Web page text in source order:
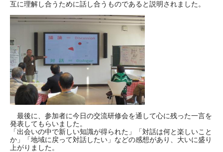
互に理解し合うために話し合うものであると説明されました。
最後に、参加者に今日の交流研修会を通して心に残った一言を
発表してもらいました。
「出会いの中で新しい知識が得られた」「対話は何と楽しいこと
か」「地域に戻って対話したい」などの感想があり、大いに盛り
上がりました。